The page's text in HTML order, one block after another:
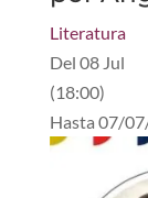
Literatura
Del 08 Jul
(18:00)
Hasta 07/